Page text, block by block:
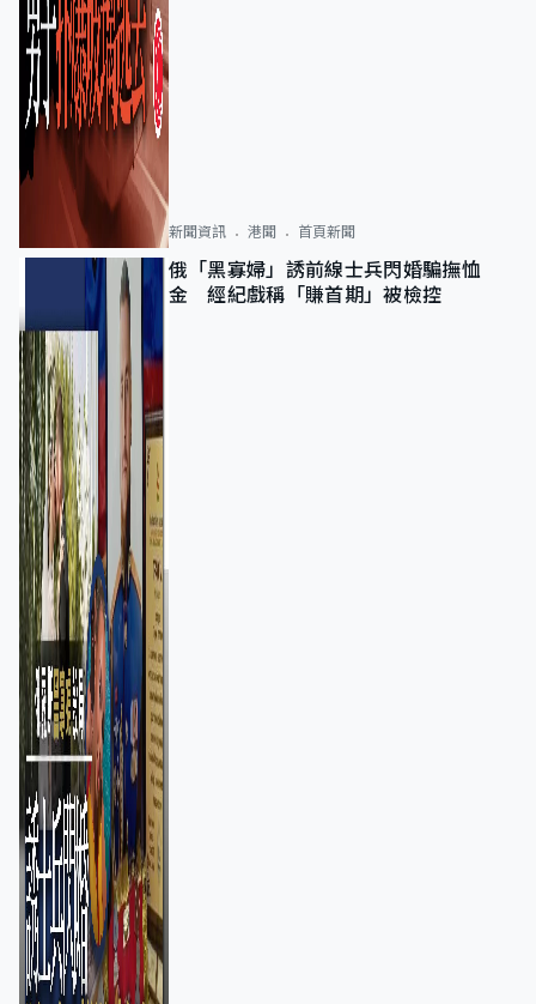
新聞資訊 港聞 首頁新聞
俄「黑寡婦」誘前線士兵閃婚騙撫恤
金 經紀戲稱「賺首期」被檢控